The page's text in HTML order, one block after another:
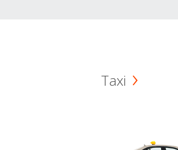
Taxi